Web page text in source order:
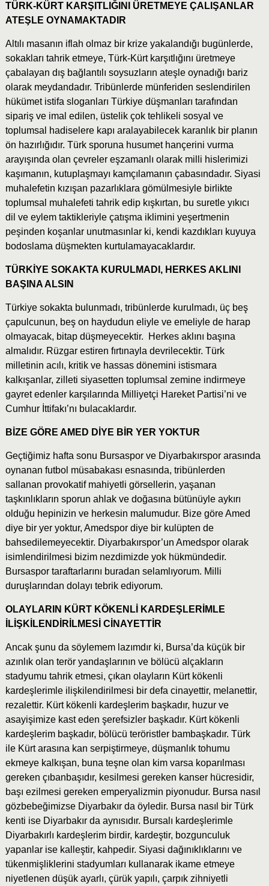
TÜRK-KÜRT KARŞITLIĞINI ÜRETMEYE ÇALIŞANLAR
ATEŞLE OYNAMAKTADIR
Altılı masanın iflah olmaz bir krize yakalandığı bugünlerde,
sokakları tahrik etmeye, Türk-Kürt karşıtlığını üretmeye
çabalayan dış bağlantılı soysuzların ateşle oynadığı bariz
olarak meydandadır. Tribünlerde münferiden seslendirilen
hükümet istifa sloganları Türkiye düşmanları tarafından
sipariş ve imal edilen, üstelik çok tehlikeli sosyal ve
toplumsal hadiselere kapı aralayabilecek karanlık bir planın
ön hazırlığıdır. Türk sporuna husumet hançerini vurma
arayışında olan çevreler eşzamanlı olarak milli hislerimizi
kaşımanın, kutuplaşmayı kamçılamanın çabasındadır. Siyasi
muhalefetin kızışan pazarlıklara gömülmesiyle birlikte
toplumsal muhalefeti tahrik edip kışkırtan, bu suretle yıkıcı
dil ve eylem taktikleriyle çatışma iklimini yeşertmenin
peşinden koşanlar unutmasınlar ki, kendi kazdıkları kuyuya
bodoslama düşmekten kurtulamayacaklardır.
TÜRKİYE SOKAKTA KURULMADI, HERKES AKLINI
BAŞINA ALSIN
Türkiye sokakta bulunmadı, tribünlerde kurulmadı, üç beş
çapulcunun, beş on haydudun eliyle ve emeliyle de harap
olmayacak, bitap düşmeyecektir. Herkes aklını başına
almalıdır. Rüzgar estiren fırtınayla devrilecektir. Türk
milletinin acılı, kritik ve hassas dönemini istismara
kalkışanlar, zilleti siyasetten toplumsal zemine indirmeye
gayret edenler karşılarında Milliyetçi Hareket Partisi’ni ve
Cumhur İttifakı’nı bulacaklardır.
BİZE GÖRE AMED DİYE BİR YER YOKTUR
Geçtiğimiz hafta sonu Bursaspor ve Diyarbakırspor arasında
oynanan futbol müsabakası esnasında, tribünlerden
sallanan provokatif mahiyetli görsellerin, yaşanan
taşkınlıkların sporun ahlak ve doğasına bütünüyle aykırı
olduğu hepinizin ve herkesin malumudur. Bize göre Amed
diye bir yer yoktur, Amedspor diye bir kulüpten de
bahsedilemeyecektir. Diyarbakırspor’un Amedspor olarak
isimlendirilmesi bizim nezdimizde yok hükmündedir.
Bursaspor taraftarlarını buradan selamlıyorum. Milli
duruşlarından dolayı tebrik ediyorum.
OLAYLARIN KÜRT KÖKENLİ KARDEŞLERİMLE
İLİŞKİLENDİRİLMESİ CİNAYETTİR
Ancak şunu da söylemem lazımdır ki, Bursa’da küçük bir
azınlık olan terör yandaşlarının ve bölücü alçakların
stadyumu tahrik etmesi, çıkan olayların Kürt kökenli
kardeşlerimle ilişkilendirilmesi bir defa cinayettir, melanettir,
rezalettir. Kürt kökenli kardeşlerim başkadır, huzur ve
asayişimize kast eden şerefsizler başkadır. Kürt kökenli
kardeşlerim başkadır, bölücü teröristler bambaşkadır. Türk
ile Kürt arasına kan serpiştirmeye, düşmanlık tohumu
ekmeye kalkışan, buna teşne olan kim varsa koparılması
gereken çıbanbaşıdır, kesilmesi gereken kanser hücresidir,
başı ezilmesi gereken emperyalizmin piyonudur. Bursa nasıl
gözbebeğimizse Diyarbakır da öyledir. Bursa nasıl bir Türk
kenti ise Diyarbakır da aynısıdır. Bursalı kardeşlerimle
Diyarbakırlı kardeşlerim birdir, kardeştir, bozgunculuk
yapanlar ise kalleştir, kahpedir. Siyasi dağınıklıklarını ve
tükenmişliklerini stadyumları kullanarak ikame etmeye
niyetlenen düşük ayarlı, çürük yapılı, çarpık zihniyetli